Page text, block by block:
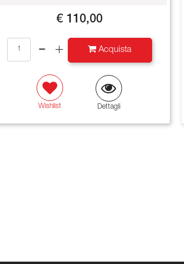
€ 110,00
Quantità
Acquista
Wishlist Dettagli